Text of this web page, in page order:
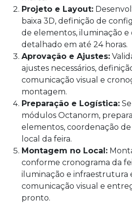
Projeto e Layout:
baixa 3D, definição de
de elementos, iluminação
detalhado em até 24 horas.
Aprovação e Ajustes:
ajustes necessários,
comunicação visual e
montagem.
Preparação e Logística:
módulos Octanorm,
elementos, coordenação
local da feira.
Montagem no Local:
conforme cronograma da
iluminação e infraestrutura
comunicação visual e
pronto.